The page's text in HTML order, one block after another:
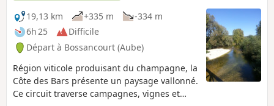
19,13 km
+335 m
-334 m
6h 25
Difficile
Départ à Bossancourt (Aube)
Région viticole produisant du champagne, la
Côte des Bars présente un paysage vallonné.
Ce circuit traverse campagnes, vignes et